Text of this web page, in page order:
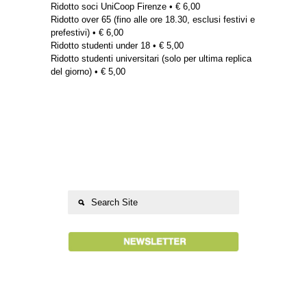
Ridotto soci UniCoop Firenze • € 6,00
Ridotto over 65 (fino alle ore 18.30, esclusi festivi e
prefestivi) • € 6,00
Ridotto studenti under 18 • € 5,00
Ridotto studenti universitari (solo per ultima replica
del giorno) • € 5,00